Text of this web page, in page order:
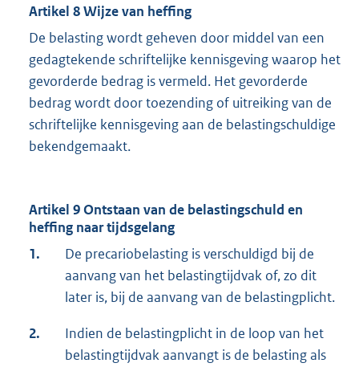
Artikel 8 Wijze van heffing
De belasting wordt geheven door middel van een
gedagtekende schriftelijke kennisgeving waarop het
gevorderde bedrag is vermeld. Het gevorderde
bedrag wordt door toezending of uitreiking van de
schriftelijke kennisgeving aan de belastingschuldige
bekendgemaakt.
Artikel 9 Ontstaan van de belastingschuld en
heffing naar tijdsgelang
1.
De precariobelasting is verschuldigd bij de
aanvang van het belastingtijdvak of, zo dit
later is, bij de aanvang van de belastingplicht.
2.
Indien de belastingplicht in de loop van het
belastingtijdvak aanvangt is de belasting als